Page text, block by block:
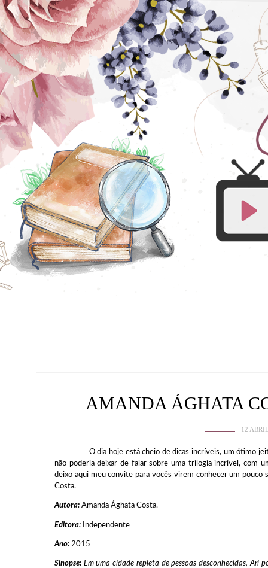
AMANDA ÁGHATA
12
O dia hoje está cheio de dicas incríveis, um ótimo jeito
não poderia deixar de falar sobre uma trilogia incrível, com
deixo aqui meu convite para vocês virem conhecer um pouco
Costa.
Autora: Amanda Ághata Costa.
Editora: Independente
Ano: 2015
Sinopse: Em uma cidade repleta de pessoas desconhecidas, Ari